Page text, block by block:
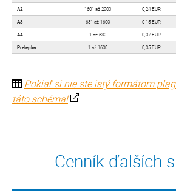
A2 1601 až 2900 0,24 EUR
A3 631 až 1600 0,15 EUR
A4 1 až 630 0,07 EUR
Prelepka 1 až 1600 0,05 EUR
Pokiaľ si nie ste istý formátom
táto schéma!
Cenník ďalších